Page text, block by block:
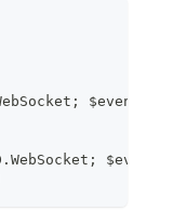
$event :